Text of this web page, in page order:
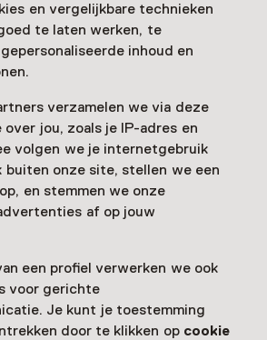
en vergelijkbare technieken
te laten werken, te
inhoud en
verzamelen we via deze
jou, zoals je IP-adres en
volgen we je internetgebruik
buiten onze site, stellen we een
en stemmen we onze
af op jouw
een profiel verwerken we ook
voor gerichte
Je kunt je toestemming
door te klikken op cookie
afgelopen. Je kunt hier niet
op
m 3 mei 2026
63A
Opent in een nieuw tabblad